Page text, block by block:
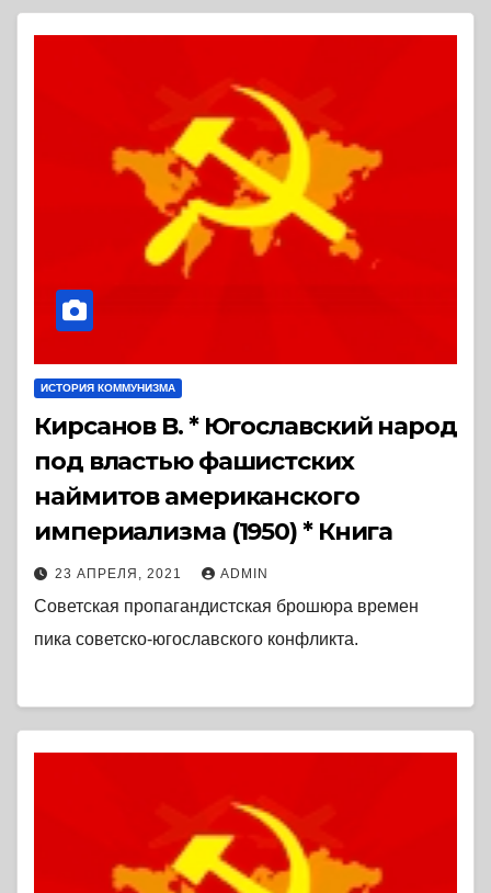
ИСТОРИЯ КОММУНИЗМА
Кирсанов В. * Югославский народ
под властью фашистских
наймитов американского
империализма (1950) * Книга
23 АПРЕЛЯ, 2021 ADMIN
Советская пропагандистская брошюра времен
пика советско-югославского конфликта.